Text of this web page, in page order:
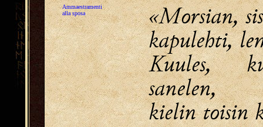
Ammaestramenti
alla sposa
«Morsian,
kapulehti,
Kuules,
sanelen,
kielin toisin